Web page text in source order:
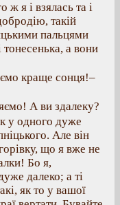
ж я і взялась та і
такій
пальцями
а вони
краще сонця!–
А ви здалеку?
у одного дуже
Але він
що я вже не
Бо я,
далеко; а ті
як то у вашої